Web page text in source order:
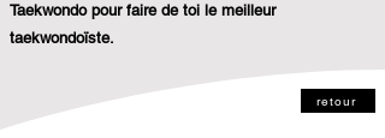
Taekwondo pour faire de toi le meilleur
taekwondoïste.
retour